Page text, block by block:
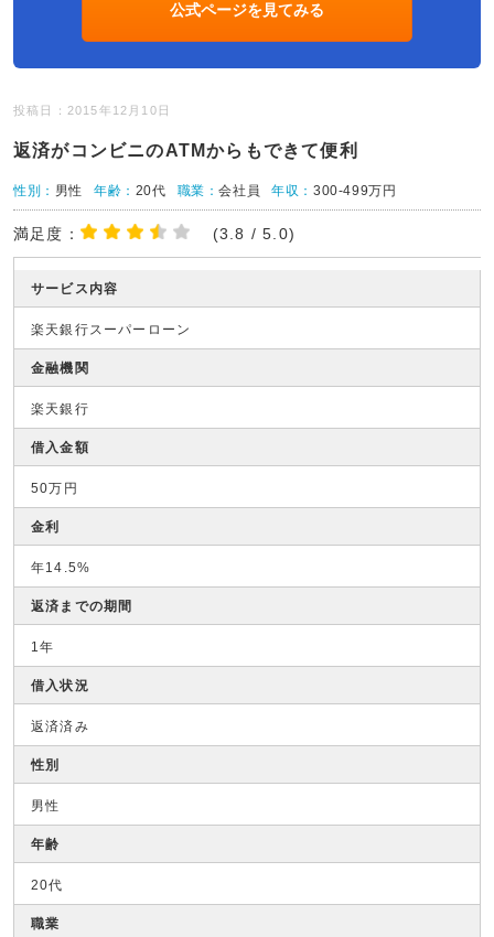
公式ページを見てみる
投稿日：2015年12月10日
返済がコンビニのATMからもできて便利
性別： 男性 年齢： 20代 職業：会社員 年収：300-499万円
満足度： (3.8 / 5.0)
サービス内容
楽天銀行スーパーローン
金融機関
楽天銀行
借入金額
50万円
金利
年14.5%
返済までの期間
1年
借入状況
返済済み
性別
男性
年齢
20代
職業